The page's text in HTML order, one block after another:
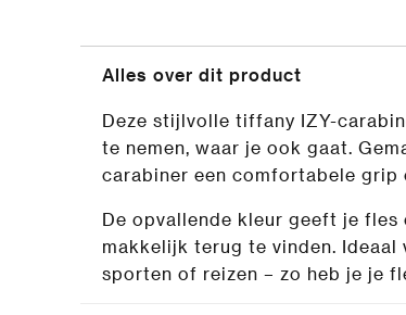
Alles over dit product
Deze stijlvolle tiffany IZY-
te nemen, waar je ook gaat.
carabiner een comfortabele grip
De opvallende kleur geeft je fles
makkelijk terug te vinden.
sporten of reizen – zo heb je je